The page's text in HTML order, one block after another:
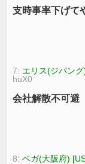
支時事率下げて
7: エリス(ジパン
huX0
会社解散不可避
8:ベガ(大阪府)